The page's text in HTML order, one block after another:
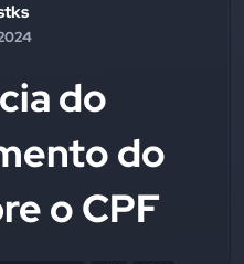
do
do
o CPF